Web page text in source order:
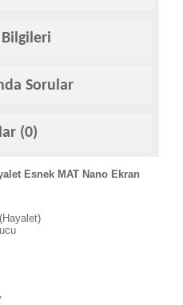
Sorular
(0)
Esnek MAT Nano Ekran